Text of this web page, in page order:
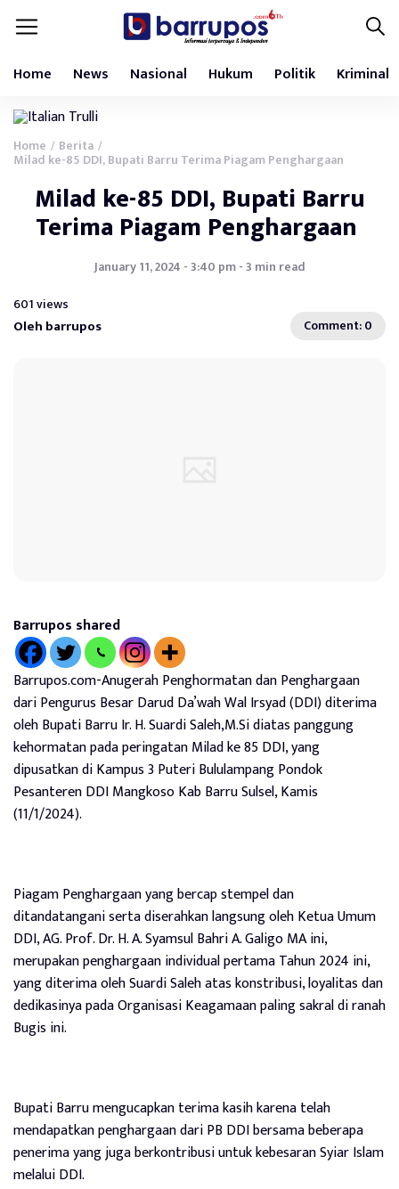
Home News Nasional Hukum Politik Kriminal
Home / Berita /
Milad ke-85 DDI, Bupati Barru Terima Piagam Penghargaan
Milad ke-85 DDI, Bupati Barru
Terima Piagam Penghargaan
January 11, 2024 - 3:40 pm - 3 min read
601 views
Oleh barrupos Comment: 0
Barrupos shared
Barrupos.com-Anugerah Penghormatan dan Penghargaan
dari Pengurus Besar Darud Da’wah Wal Irsyad (DDI) diterima
oleh Bupati Barru Ir. H. Suardi Saleh,M.Si diatas panggung
kehormatan pada peringatan Milad ke 85 DDI, yang
dipusatkan di Kampus 3 Puteri Bululampang Pondok
Pesanteren DDI Mangkoso Kab Barru Sulsel, Kamis
(11/1/2024).
Piagam Penghargaan yang bercap stempel dan
ditandatangani serta diserahkan langsung oleh Ketua Umum
DDI, AG. Prof. Dr. H. A. Syamsul Bahri A. Galigo MA ini,
merupakan penghargaan individual pertama Tahun 2024 ini,
yang diterima oleh Suardi Saleh atas konstribusi, loyalitas dan
dedikasinya pada Organisasi Keagamaan paling sakral di ranah
Bugis ini.
Bupati Barru mengucapkan terima kasih karena telah
mendapatkan penghargaan dari PB DDI bersama beberapa
penerima yang juga berkontribusi untuk kebesaran Syiar Islam
melalui DDI.